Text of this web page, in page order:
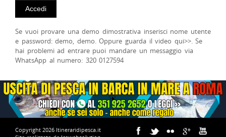
Se vuoi provare una demo dimostrativa inserisci nome utente
e password: demo, demo. Oppure guarda il video qui>>. Se
hai problemi ad entrare puoi mandare un messaggio via
WhatsApp al numero: 320 0127594
Copyright 2026 Itineraridipesca.it